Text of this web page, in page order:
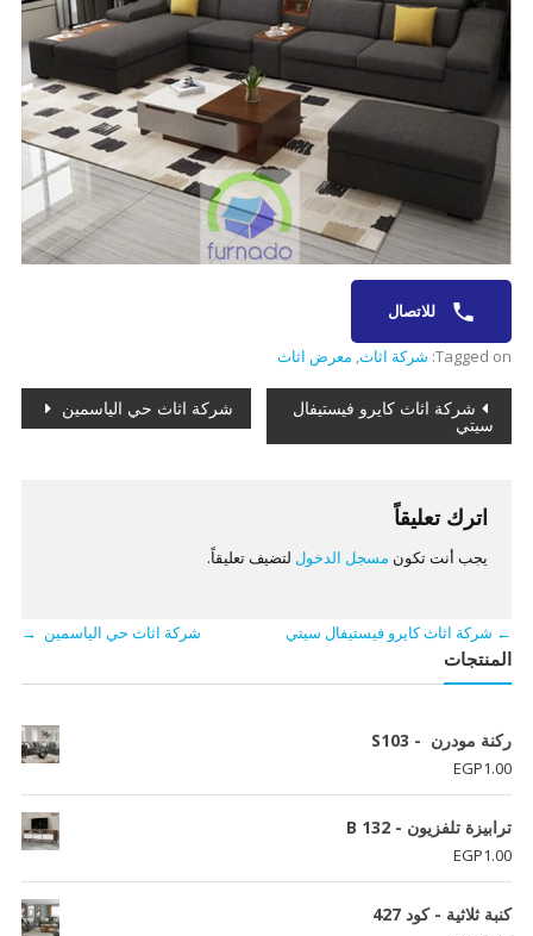
للاتصال
Tagged on: شركة اثاث, معرض اثاث
تصفّح
المقالات
شركة اثاث كايرو فيستيفال
سيتي
شركة اثاث حي الياسمين
اترك تعليقاً
يجب أنت تكون مسجل الدخول لتضيف تعليقاً.
← شركة اثاث كايرو فيستيفال سيتي شركة اثاث حي الياسمين →
المنتجات
ركنة مودرن - S103
EGP1.00
ترابيزة تلفزيون - B 132
EGP1.00
كنبة ثلاثية - كود 427